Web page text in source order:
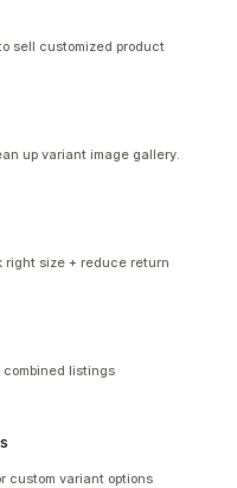
sell customized product
up variant image gallery.
right size + reduce return
listings
custom variant options